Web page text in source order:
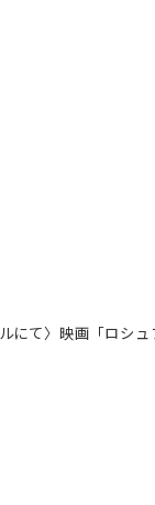
にて〉映画「ロシ